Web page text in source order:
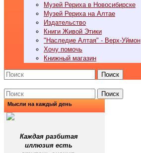
Музей Рериха в Новосибирске
Музей Рериха на Алтае
Издательство
Книги Живой Этики
"Наследие Алтая" - Верх-Уймон
Хочу помочь
Книжный магазин
Поиск
Поиск
Мысли на каждый день
Каждая разбитая
иллюзия есть